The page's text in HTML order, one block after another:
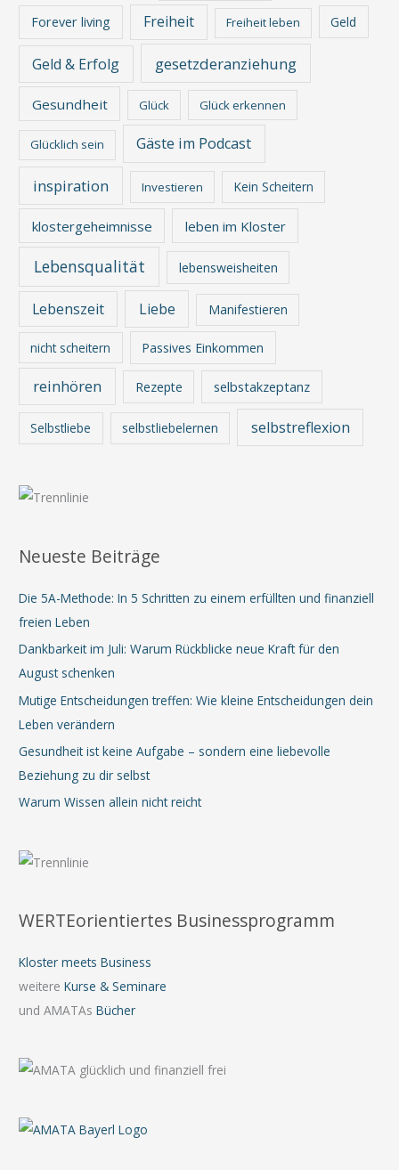
Forever living Freiheit Freiheit leben Geld
Geld & Erfolg gesetzderanziehung
Gesundheit Glück Glück erkennen
Glücklich sein Gäste im Podcast
inspiration Investieren Kein Scheitern
klostergeheimnisse leben im Kloster
Lebensqualität lebensweisheiten
Lebenszeit Liebe Manifestieren
nicht scheitern Passives Einkommen
reinhören Rezepte selbstakzeptanz
Selbstliebe selbstliebelernen selbstreflexion
Neueste Beiträge
Die 5A-Methode: In 5 Schritten zu einem erfüllten und finanziell
freien Leben
Dankbarkeit im Juli: Warum Rückblicke neue Kraft für den
August schenken
Mutige Entscheidungen treffen: Wie kleine Entscheidungen dein
Leben verändern
Gesundheit ist keine Aufgabe – sondern eine liebevolle
Beziehung zu dir selbst
Warum Wissen allein nicht reicht
WERTEorientiertes Businessprogramm
Kloster meets Business
weitereKurse & Seminare
und AMATAsBücher